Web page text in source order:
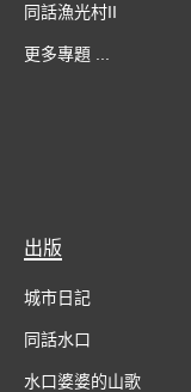
同話漁光村II
更多專題 ...
出版
城市日記
同話水口
水口婆婆的山歌